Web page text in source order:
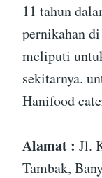
11 tahun
pernikahan
meliputi
sekitarnya.
Hanifood
Alamat : Jl.
Tambak,